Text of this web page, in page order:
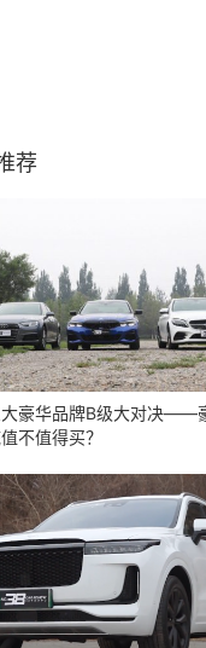
荐
豪华品牌B级大对决——
不值得买？